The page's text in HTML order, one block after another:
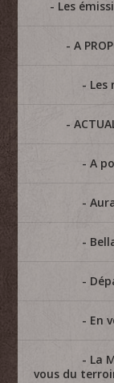
Les
A
Les
A
En
La
vous du